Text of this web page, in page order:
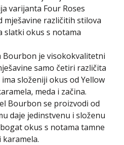
varijanta Four Roses
mješavine različitih stilova
slatki okus s notama
Bourbon je visokokvalitetni
samo četiri različita
složeniji okus od Yellow
meda i začina.
Bourbon se proizvodi od
daje jedinstvenu i složenu
okus s notama tamne
karamela.